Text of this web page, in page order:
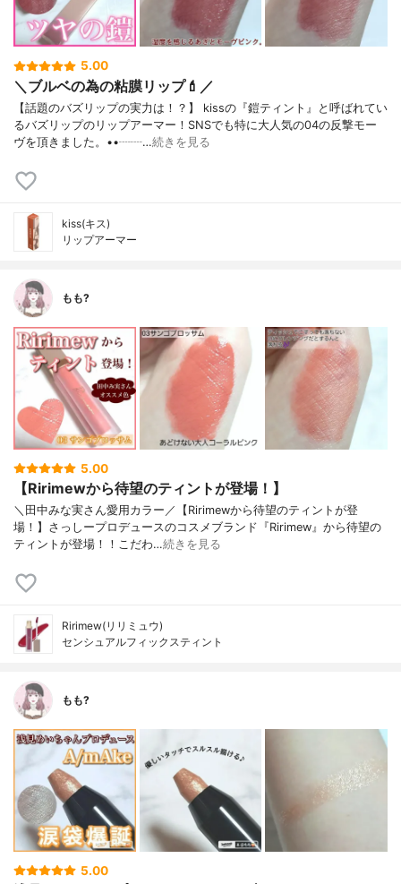
5.00
＼ブルベの為の粘膜リップ💄／
【話題のバズリップの実力は！？】 kissの『鎧ティント』と呼ばれてい
るバズリップのリップアーマー！SNSでも特に大人気の04の反撃モー
ヴを頂きました。••┈┈…続きを見る
kiss(キス)
リップアーマー
もも?
5.00
【Ririmewから待望のティントが登場！】
＼田中みな実さん愛用カラー／【Ririmewから待望のティントが登
場！】さっしープロデュースのコスメブランド『Ririmew』から待望の
ティントが登場！！こだわ…続きを見る
Ririmew(リリミュウ)
センシュアルフィックスティント
もも?
5.00